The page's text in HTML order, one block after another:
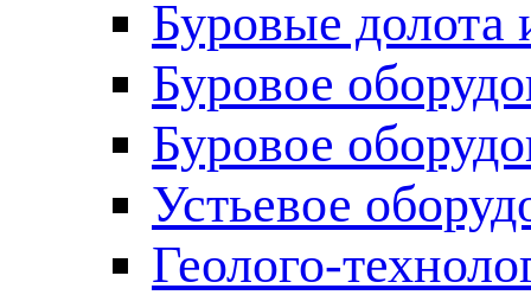
Буровые долота
Буровое
Буровое
Устьевое
Геолого-